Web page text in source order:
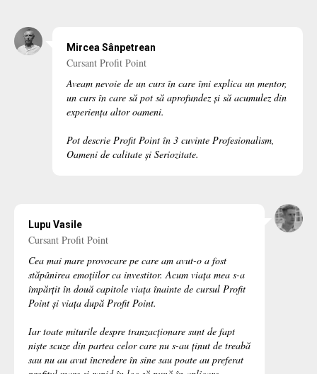
Mircea Sânpetrean
Cursant Profit Point
Aveam nevoie de un curs în care îmi explica un mentor,
un curs în care să pot să aprofundez și să acumulez din
experiența altor oameni.
Pot descrie Profit Point în 3 cuvinte Profesionalism,
Oameni de calitate și Seriozitate.
Lupu Vasile
Cursant Profit Point
Cea mai mare provocare pe care am avut-o a fost
stăpânirea emoțiilor ca investitor. Acum viața mea s-a
împărțit în două capitole viața înainte de cursul Profit
Point și viața după Profit Point.
Iar toate miturile despre tranzacționare sunt de fapt
niște scuze din partea celor care nu s-au ținut de treabă
sau nu au avut încredere în sine sau poate au preferat